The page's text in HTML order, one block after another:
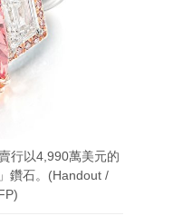
行以4,990萬美元的
鑽石。(Handout /